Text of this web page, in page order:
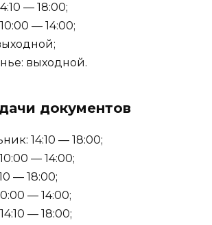
— 18:00;
— 14:00;
выходной.
документов
14:10 — 18:00;
— 14:00;
— 18:00;
— 14:00;
— 18:00;